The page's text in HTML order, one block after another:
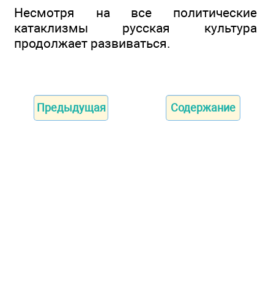
Несмотря на все политические
катаклизмы русская культура
продолжает развиваться.
Предыдущая Содержание